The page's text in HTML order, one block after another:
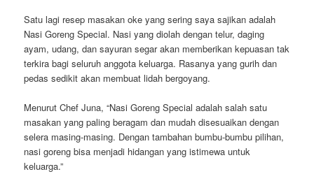
Satu lagi resep masakan oke yang sering saya sajikan adalah
Nasi Goreng Special. Nasi yang diolah dengan telur, daging
ayam, udang, dan sayuran segar akan memberikan kepuasan tak
terkira bagi seluruh anggota keluarga. Rasanya yang gurih dan
pedas sedikit akan membuat lidah bergoyang.
Menurut Chef Juna, “Nasi Goreng Special adalah salah satu
masakan yang paling beragam dan mudah disesuaikan dengan
selera masing-masing. Dengan tambahan bumbu-bumbu pilihan,
nasi goreng bisa menjadi hidangan yang istimewa untuk
keluarga.”